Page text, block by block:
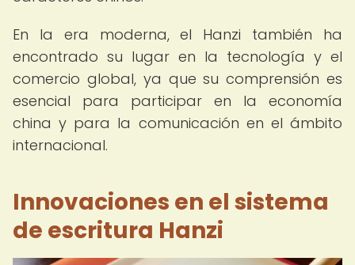
En la era moderna, el Hanzi también ha
encontrado su lugar en la tecnología y el
comercio global, ya que su comprensión es
esencial para participar en la economía
china y para la comunicación en el ámbito
internacional.
Innovaciones en el sistema
de escritura Hanzi